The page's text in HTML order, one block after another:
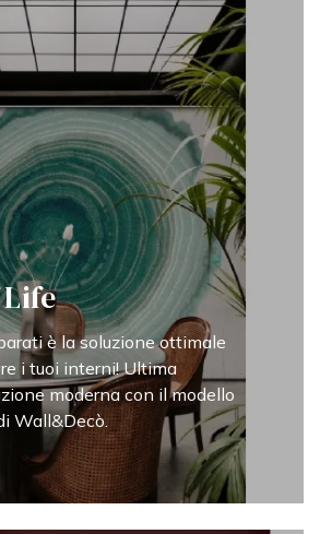
è la soluzione ottimale
i tuoi interni! Ultima
moderna con il modello
Wall&Decò.